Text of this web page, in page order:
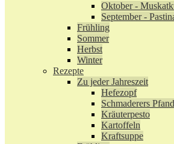
Oktober -
September -
Frühling
Sommer
Herbst
Winter
Rezepte
Zu jeder Jahreszeit
Hefezopf
Schmaderers
Kräuterpesto
Kartoffeln
Kraftsuppe